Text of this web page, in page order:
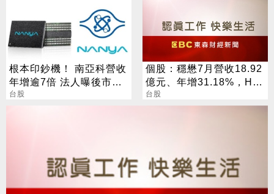
根本印鈔機！ 南亞科營收
年增逾7倍 法人曝後市觀
察4指標
台股
個股：穩懋7月營收18.92
億元、年增31.18%，H2
旺季到來，雙成長引擎啟
台股